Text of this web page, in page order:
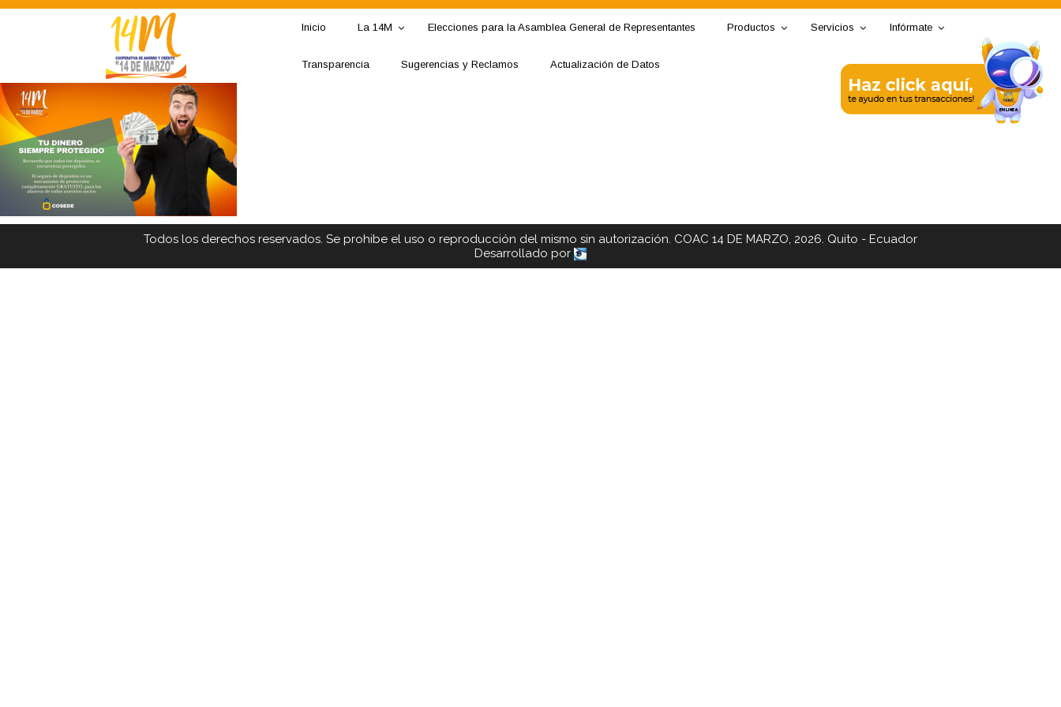
Inicio La 14M Elecciones para la Asamblea General de Representantes Productos Servicios Infórmate
Transparencia Sugerencias y Reclamos Actualización de Datos
Todos los derechos reservados. Se prohibe el uso o reproducción del mismo sin autorización. COAC 14 DE MARZO, 2026. Quito - Ecuador
Desarrollado por